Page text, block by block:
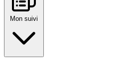
Mon suivi